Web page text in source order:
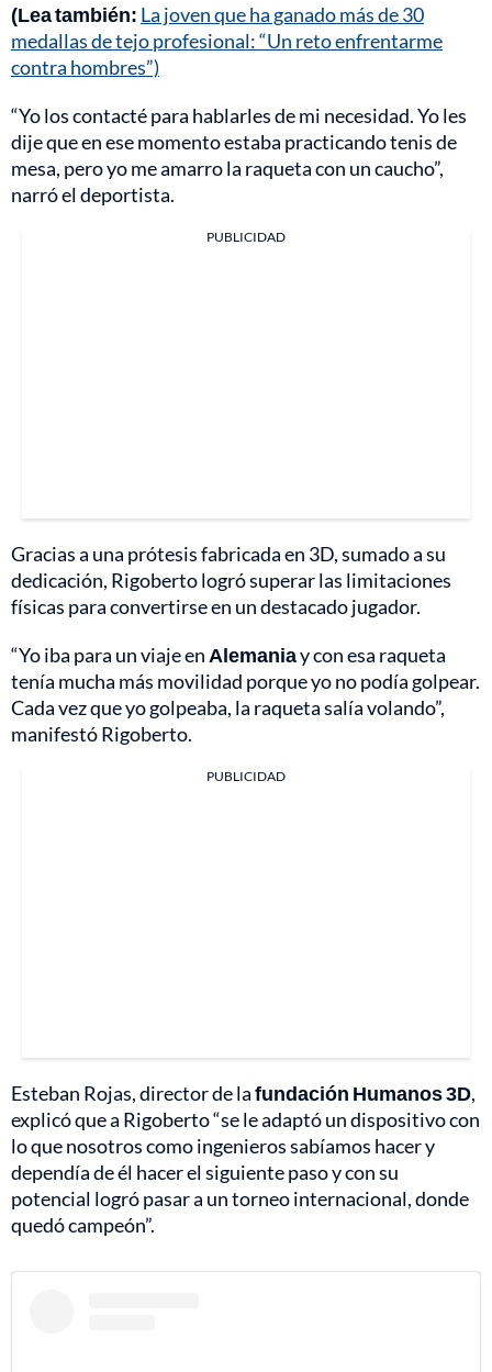
(Lea también: La joven que ha ganado más de 30
medallas de tejo profesional: “Un reto enfrentarme
contra hombres”)
“Yo los contacté para hablarles de mi necesidad. Yo les
dije que en ese momento estaba practicando tenis de
mesa, pero yo me amarro la raqueta con un caucho”,
narró el deportista.
PUBLICIDAD
Gracias a una prótesis fabricada en 3D, sumado a su
dedicación, Rigoberto logró superar las limitaciones
físicas para convertirse en un destacado jugador.
“Yo iba para un viaje en Alemaniay con esa raqueta
tenía mucha más movilidad porque yo no podía golpear.
Cada vez que yo golpeaba, la raqueta salía volando”,
manifestó Rigoberto.
PUBLICIDAD
Esteban Rojas, director de lafundación Humanos 3D,
explicó que a Rigoberto “se le adaptó un dispositivo con
lo que nosotros como ingenieros sabíamos hacer y
dependía de él hacer el siguiente paso y con su
potencial logró pasar a un torneo internacional, donde
quedó campeón”.